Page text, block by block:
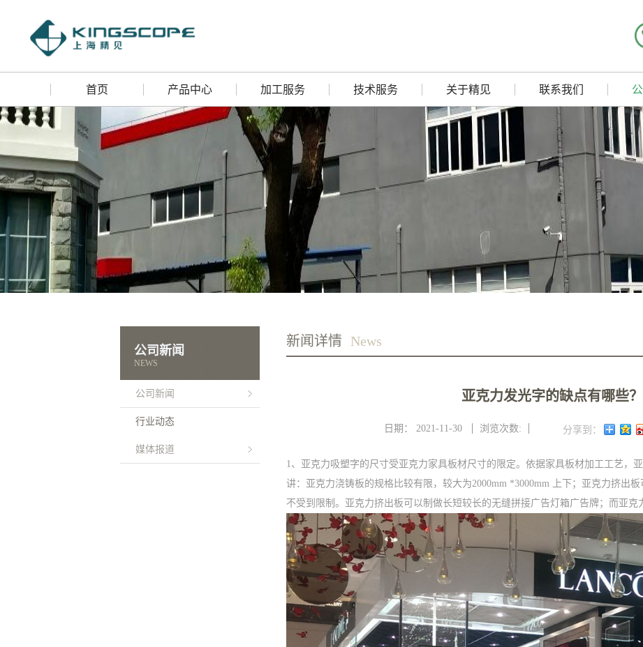
首页 产品中心 加工服务 技术服务 关于精见 联系我们
公司新闻
NEWS
公司新闻
行业动态
媒体报道
News
新闻详情
亚克力发光字的缺点有哪些？
日期： 2021-11-30 浏览次数:
1、亚克力吸塑字的尺寸受亚克力家具板材尺寸的限定。依据家具板材加工工艺，
讲：亚克力浇铸板的规格比较有限，较大为2000mm *3000mm 上下；亚克力挤出
不受到限制。亚克力挤出板可以制做长短较长的无缝拼接广告灯箱广告牌；而亚克
分享到：